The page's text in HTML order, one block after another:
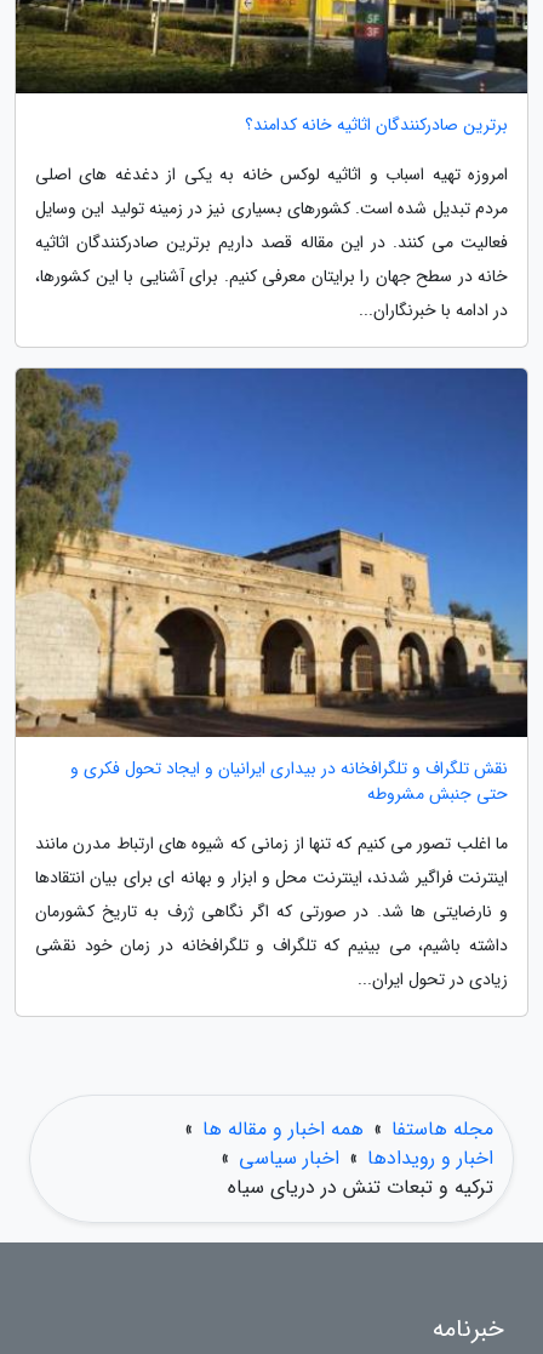
برترین صادرکنندگان اثاثیه خانه کدامند؟
امروزه تهیه اسباب و اثاثیه لوکس خانه به یکی از دغدغه های اصلی
مردم تبدیل شده است. کشورهای بسیاری نیز در زمینه تولید این وسایل
فعالیت می کنند. در این مقاله قصد داریم برترین صادرکنندگان اثاثیه
خانه در سطح جهان را برایتان معرفی کنیم. برای آشنایی با این کشورها،
در ادامه با خبرنگاران...
نقش تلگراف و تلگرافخانه در بیداری ایرانیان و ایجاد تحول فکری و
حتی جنبش مشروطه
ما اغلب تصور می کنیم که تنها از زمانی که شیوه های ارتباط مدرن مانند
اینترنت فراگیر شدند، اینترنت محل و ابزار و بهانه ای برای بیان انتقادها
و نارضایتی ها شد. در صورتی که اگر نگاهی ژرف به تاریخ کشورمان
داشته باشیم، می بینیم که تلگراف و تلگرافخانه در زمان خود نقشی
زیادی در تحول ایران...
مجله هاستفا » همه اخبار و مقاله ها »
اخبار و رویدادها » اخبار سیاسی »
ترکیه و تبعات تنش در دریای سیاه
خبرنامه